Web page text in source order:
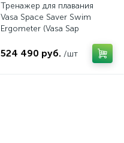
Тренажер для плавания
Vasa Space Saver Swim
Ergometer (Vasa Sap
PM3)
524 490 руб. /шт